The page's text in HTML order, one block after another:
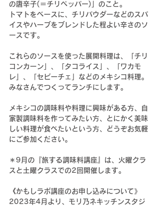
の唐辛子(＝チリペッパー)」のこと。
トマトをベースに、チリパウダーなどのスパ
イスやハーブをブレンドした程よい辛さのソ
ースです。
これらのソースを使った展開料理は、「チリ
コンカーン」、「タコライス」、「ワカモ
レ」、「セビーチェ」などのメキシコ料理。
みなさんでつくってランチにします。
メキシコの調味料や料理に興味がある方、自
家製調味料を作ってみたい方、とにかく美味
しい料理が食べたいという方、どうぞお気軽
にご参加ください。
＊9月の『旅する調味料講座』は、火曜クラ
スと土曜クラスでの2回開催します。
《かもしラボ講座のお申し込みについて》
2023年4月より、モリ乃ネキッチンスタジ